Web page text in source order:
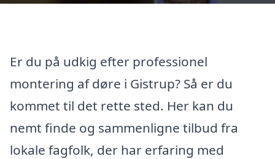
Er du på udkig efter professionel
montering af døre i Gistrup? Så er du
kommet til det rette sted. Her kan du
nemt finde og sammenligne tilbud fra
lokale fagfolk, der har erfaring med